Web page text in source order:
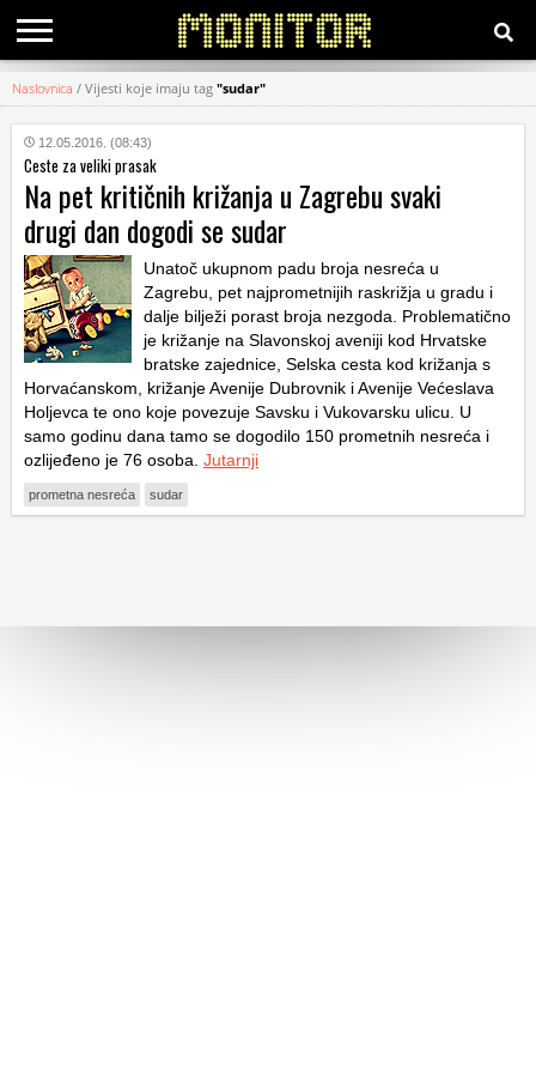
KATEGORIJE
HRVATSKI
WEB
Naslovnica / Vijesti koje imaju tag "sudar"
12.05.2016. (08:43)
Ceste za veliki prasak
Na pet kritičnih križanja u Zagrebu svaki
drugi dan dogodi se sudar
Unatoč ukupnom padu broja nesreća u
Zagrebu, pet najprometnijih raskrižja u gradu i
dalje bilježi porast broja nezgoda. Problematično
je križanje na Slavonskoj aveniji kod Hrvatske
bratske zajednice, Selska cesta kod križanja s
Horvaćanskom, križanje Avenije Dubrovnik i Avenije Većeslava
Holjevca te ono koje povezuje Savsku i Vukovarsku ulicu. U
samo godinu dana tamo se dogodilo 150 prometnih nesreća i
ozlijeđeno je 76 osoba. Jutarnji
prometna nesreća sudar